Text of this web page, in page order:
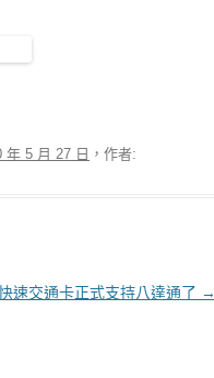
年 5 月 27 日 ，作者:
速交通卡正式支持八達通了 →